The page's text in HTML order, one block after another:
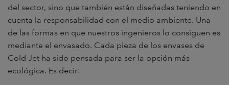
del sector, sino que también están diseñadas teniendo en
cuenta la responsabilidad con el medio ambiente. Una
de las formas en que nuestros ingenieros lo consiguen es
mediante el envasado. Cada pieza de los envases de
Cold Jet ha sido pensada para ser la opción más
ecológica. Es decir: